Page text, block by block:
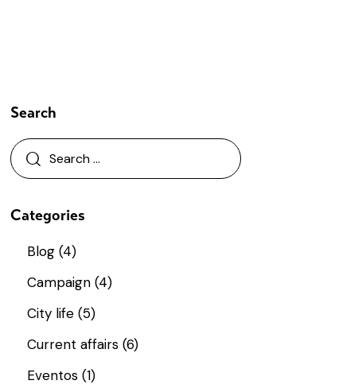
Search
Categories
Blog(4)
Campaign(4)
City life(5)
Current affairs(6)
Eventos(1)